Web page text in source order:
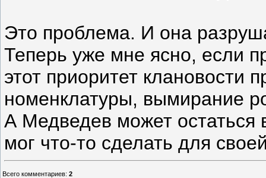
Это проблема. И она
Теперь уже мне ясно, если
этот приоритет клановости
номенклатуры, вымирание
А Медведев может остаться
мог что-то сделать для
Всего комментариев: 2